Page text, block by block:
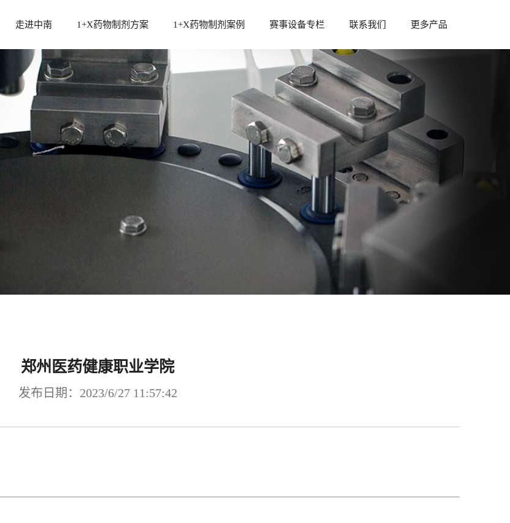
走进中南
中南介绍
发展历程
资质荣誉
中南制药机械厂总部座落在长沙市国家高
新技术产业区，是获得国家创新基金支持
1+X药物制剂方案
1+x方案设计及标准配置
1+x固体制剂设备方案
1+x液体制剂设备方案
后段整体包装设备
冻干粉针剂生产线
辅助设备
中南药机提供的“1+X”药物制剂设备方
案，包含固体制剂设备方案、液体制剂设
备方案，均可满足“1+X”药物制剂设备要
1+X药物制剂案例 赛事设备专栏
参与赛事
赛事资料
赛事设备
赛事资讯
赛事合作
中南药机曾参与多省市制药行业制药技能
比赛，为各比赛赛事提供赛事设备及技术
支持，拥有丰富赛事承办经验，可提供赛
事举办合作支持...
联系我们 更多产品
郑州医药健康职业学院
发布日期：2023/6/27 11:57:42